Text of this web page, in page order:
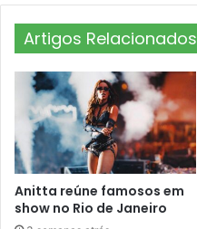
Artigos Relacionados
Anitta reúne famosos em
show no Rio de Janeiro